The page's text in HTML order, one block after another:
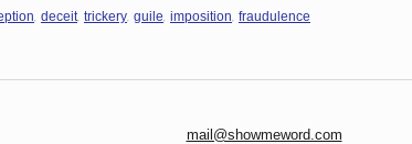
, deceit, trickery, guile, imposition, fraudulence
mail@showmeword.com